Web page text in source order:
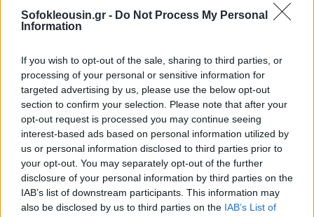
Sofokleousin.gr - Do Not Process My Personal
Information
If you wish to opt-out of the sale, sharing to third parties, or
processing of your personal or sensitive information for
targeted advertising by us, please use the below opt-out
section to confirm your selection. Please note that after your
opt-out request is processed you may continue seeing
interest-based ads based on personal information utilized by
us or personal information disclosed to third parties prior to
your opt-out. You may separately opt-out of the further
disclosure of your personal information by third parties on the
IAB’s list of downstream participants. This information may
also be disclosed by us to third parties on the IAB’s List of
διορθώσεις του θεσμικού καθεστώτος που διέπει και
την άρση του τηλεφωνικού απορρήτου, αλλά και την
τα στοιχειώδη για να αποτραπεί η περαιτέρω
απαξίωση των θεσμών».